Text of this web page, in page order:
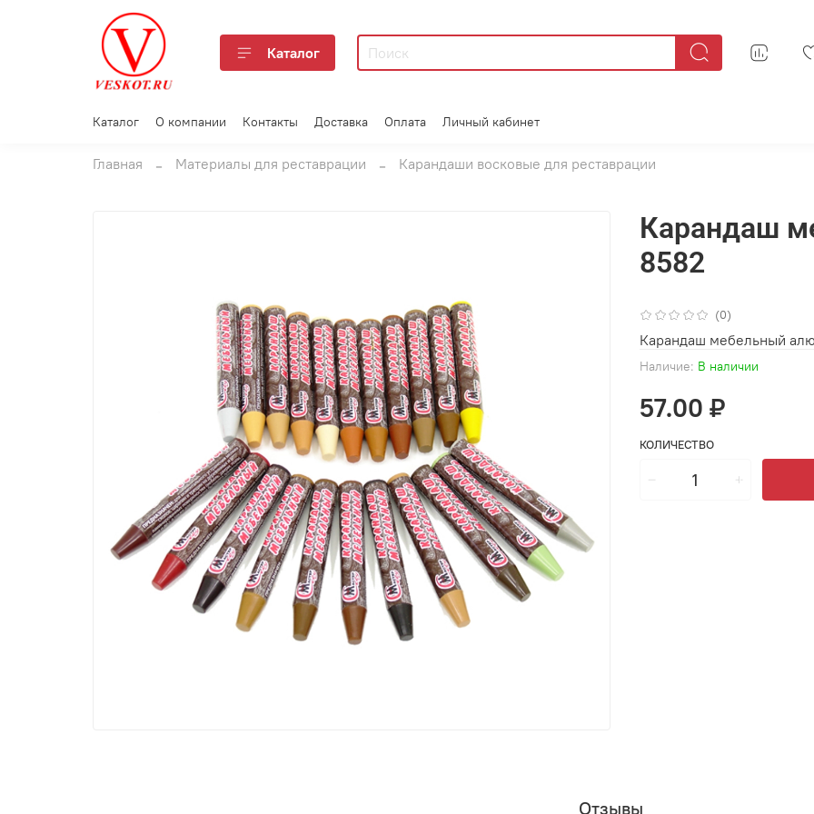
Каталог
Каталог О компании Контакты Доставка Оплата Личный кабинет
Главная Материалы для реставрации Карандаши восковые для реставрации
(0)
Наличие: В наличии
Карандаш
8582
57.00 ₽
КОЛИЧЕСТВО
Карандаш мебельный
Отзывы